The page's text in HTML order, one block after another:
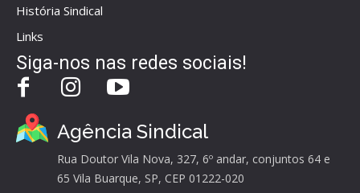
História Sindical
Links
Siga-nos nas redes sociais!
Agência Sindical
Rua Doutor Vila Nova, 327, 6º andar, conjuntos 64 e
65 Vila Buarque, SP, CEP 01222-020